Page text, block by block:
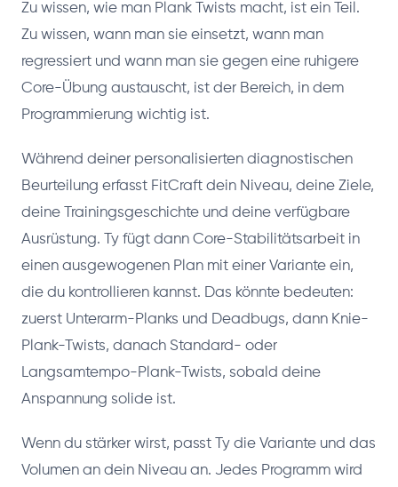
Zu wissen, wie man Plank Twists macht, ist ein Teil.
Zu wissen, wann man sie einsetzt, wann man
regressiert und wann man sie gegen eine ruhigere
Core-Übung austauscht, ist der Bereich, in dem
Programmierung wichtig ist.
Während deiner personalisierten diagnostischen
Beurteilung erfasst FitCraft dein Niveau, deine Ziele,
deine Trainingsgeschichte und deine verfügbare
Ausrüstung. Ty fügt dann Core-Stabilitätsarbeit in
einen ausgewogenen Plan mit einer Variante ein,
die du kontrollieren kannst. Das könnte bedeuten:
zuerst Unterarm-Planks und Deadbugs, dann Knie-
Plank-Twists, danach Standard- oder
Langsamtempo-Plank-Twists, sobald deine
Anspannung solide ist.
Wenn du stärker wirst, passt Ty die Variante und das
Volumen an dein Niveau an. Jedes Programm wird